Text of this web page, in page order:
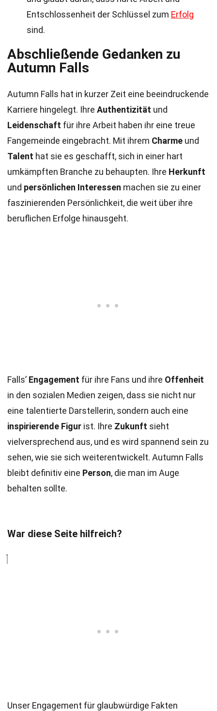
Entschlossenheit der Schlüssel zum Erfolg
sind.
Abschließende Gedanken zu
Autumn Falls
Autumn Falls hat in kurzer Zeit eine beeindruckende
Karriere hingelegt. Ihre Authentizität und
Leidenschaft für ihre Arbeit haben ihr eine treue
Fangemeinde eingebracht. Mit ihrem Charme und
Talent hat sie es geschafft, sich in einer hart
umkämpften Branche zu behaupten. Ihre Herkunft
und persönlichen Interessen machen sie zu einer
faszinierenden Persönlichkeit, die weit über ihre
beruflichen Erfolge hinausgeht.
Falls’ Engagement für ihre Fans und ihre Offenheit
in den sozialen Medien zeigen, dass sie nicht nur
eine talentierte Darstellerin, sondern auch eine
inspirierende Figur ist. Ihre Zukunft sieht
vielversprechend aus, und es wird spannend sein zu
sehen, wie sie sich weiterentwickelt. Autumn Falls
bleibt definitiv eine Person, die man im Auge
behalten sollte.
War diese Seite hilfreich?
Unser Engagement für glaubwürdige Fakten